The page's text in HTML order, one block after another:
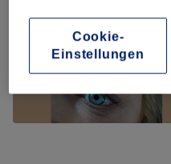
Cookie-
Einstellungen